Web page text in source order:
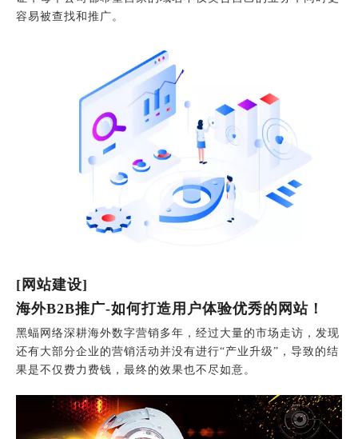
容易被查找和推广。
[网站建设]
海外B2B推广-如何打造用户体验优秀的网站！
黑蝠网络深耕海外数字营销多年，经过大量的市场走访，发现
还有大部分企业的营销活动并没有进行“产业升级”，导致的结
果是不仅费力费钱，最终的效果也不尽如意。